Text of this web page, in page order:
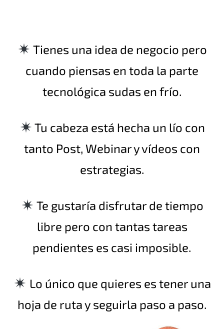
Tienes una idea de negocio pero
cuando piensas en toda la parte
tecnológica sudas en frío.
Tu cabeza está hecha un lío con
tanto Post, Webinar y vídeos con
estrategias.
Te gustaría disfrutar de tiempo
libre pero con tantas tareas
pendientes es casi imposible.
Lo único que quieres es tener una
hoja de ruta y seguirla paso a paso.